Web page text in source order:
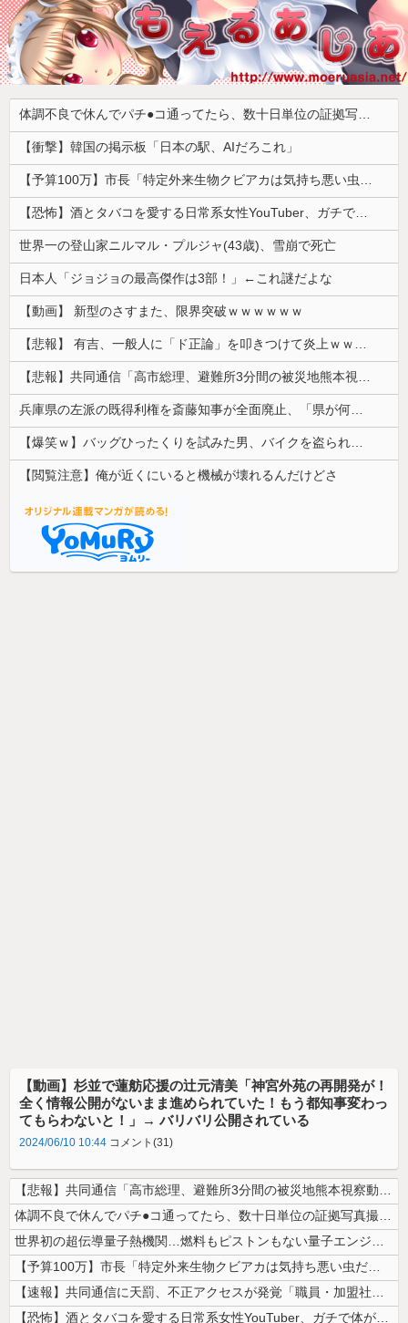
体調不良で休んでパチ●コ通ってたら、数十日単位の証拠写真撮られて会社クビになった
【衝撃】韓国の掲示板「日本の駅、AIだろこれ」
【予算100万】市長「特定外来生物クビアカは気持ち悪い虫だしそんな需要ないと思う」1匹300円相当の報奨金→初日に42万取られ焦り
【恐怖】酒とタバコを愛する日常系女性YouTuber、ガチで体が終わる・・・
世界一の登山家ニルマル・プルジャ(43歳)、雪崩で死亡
日本人「ジョジョの最高傑作は3部！」←これ謎だよな
【動画】 新型のさすまた、限界突破ｗｗｗｗｗｗ
【悲報】 有吉、一般人に「ド正論」を叩きつけて炎上ｗｗｗｗｗｗｗｗ
【悲報】共同通信「高市総理、避難所3分間の被災地熊本視察動画に批判！」 → 内閣報道官「避難所視察は51分間！大変な状況の中で、1時間近く受け入れていただき、感謝！」
兵庫県の左派の既得利権を斎藤知事が全面廃止、「県が何をするねん？」と存在意義そのものが不明で……
【爆笑ｗ】バッグひったくりを試みた男、バイクを盗られる！
【閲覧注意】俺が近くにいると機械が壊れるんだけどさ
【動画】杉並で蓮舫応援の辻元清美「神宮外苑の再開発が！
全く情報公開がないまま進められていた！もう都知事変わっ
てもらわないと！」→ バリバリ公開されている
2024/06/10 10:44 コメント(31)
【悲報】共同通信「高市総理、避難所3分間の被災地熊本視察動画に批判！」...
体調不良で休んでパチ●コ通ってたら、数十日単位の証拠写真撮られて会社ク...
世界初の超伝導量子熱機関…燃料もピストンもない量子エンジンが回った！
【予算100万】市長「特定外来生物クビアカは気持ち悪い虫だしそんな需要...
【速報】共同通信に天罰、不正アクセスが発覚「職員・加盟社・取引先などの...
【恐怖】酒とタバコを愛する日常系女性YouTuber、ガチで体が終わる...